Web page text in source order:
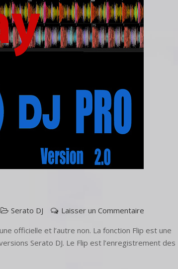
Serato DJ Laisser un Commentaire
DJ
Pro
officielle et l’autre non. La fonction Flip est une
Serato DJ. Le Flip est l’enregistrement des